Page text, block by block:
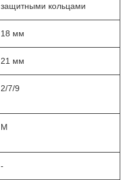
защитными кольцами
18 мм
21 мм
2/7/9
M
-